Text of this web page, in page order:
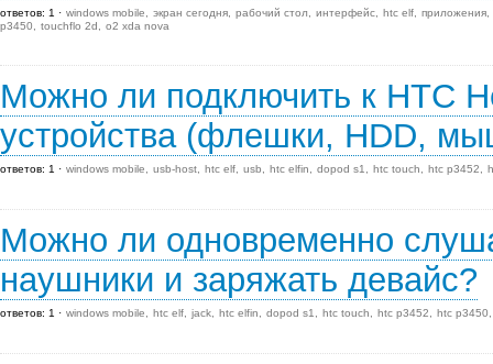
ответов: 1 windows mobile экран сегодня рабочий стол интерфейс htc elf
приложения
p3450
touchflo 2d o2 xda nova
Можно ли подключить к HTC
устройства (флешки, HDD,
ответов: 1 windows mobile usb-host htc elf usb htc elfin dopod s1 htc touch htc p3452
Можно ли одновременно
наушники и заряжать девайс?
ответов: 1 windows mobile htc elf jack htc elfin dopod s1 htc touch htc p3452 htc p3450